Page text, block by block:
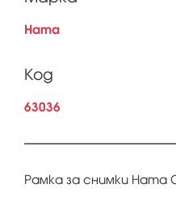
Hama
Код
63036
Рамка за снимки Hama